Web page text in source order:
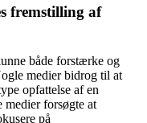
fremstilling af
både forstærke og
medier bidrog til at
opfattelse af en
medier forsøgte at
på